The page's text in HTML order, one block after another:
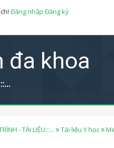
Đăng nhập Đăng ký
đa khoa
- TÀI LIỆU:::... Tài liệu Y học